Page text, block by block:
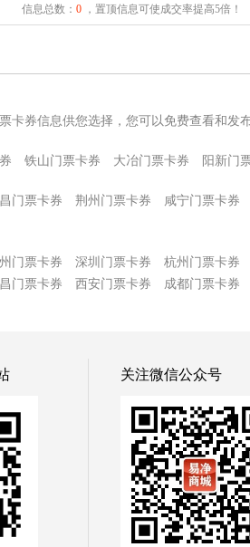
信息总数： 0，置顶信息可使成交率提高5倍！
券信息供您选择，您可以免费查看和发
铁山门票卡券 大冶门票卡券 阳新门
门票卡券 荆州门票卡券 咸宁门票卡券
门票卡券 深圳门票卡券 杭州门票卡券
门票卡券 西安门票卡券 成都门票卡券
关注微信公众号